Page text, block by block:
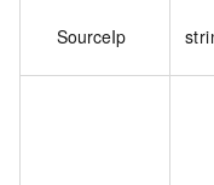
SourceIp